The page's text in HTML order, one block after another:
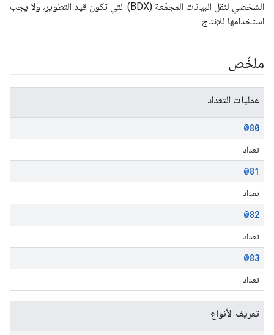
الشخصي لنقل البيانات المجمّعة (BDX) التي تكون قيد التطوير، ولا يجب
استخدامها للإنتاج.
ملخّص
عمليات التعداد
@80
تعداد
@81
تعداد
@82
تعداد
@83
تعداد
تعريف الأنواع